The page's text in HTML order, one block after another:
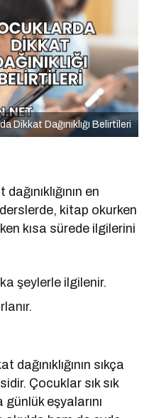
Dikkat Dağınıklığı Belirtileri
en
kitap okurken
kısa sürede ilgilerini
şeylerle ilgilenir.
sıkça
Çocuklar sık sık
eşyalarını